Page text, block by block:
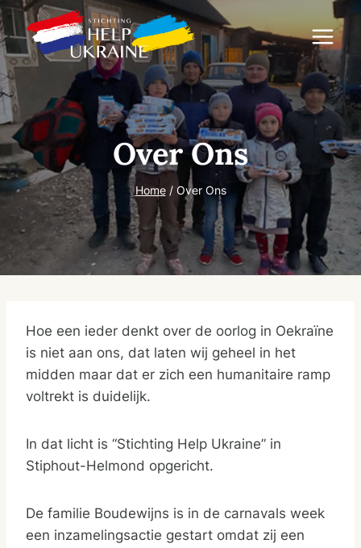
Doorgaan
naar
inhoud
Over Ons
Home / Over Ons
Hoe een ieder denkt over de oorlog in Oekraïne
is niet aan ons, dat laten wij geheel in het
midden maar dat er zich een humanitaire ramp
voltrekt is duidelijk.
In dat licht is “Stichting Help Ukraine” in
Stiphout-Helmond opgericht.
De familie Boudewijns is in de carnavals week
een inzamelingsactie gestart omdat zij een